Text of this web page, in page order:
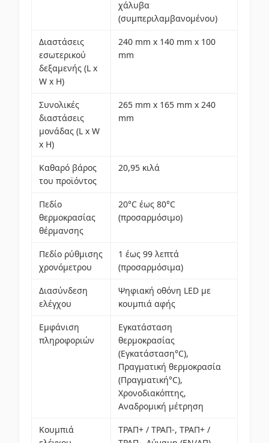
χάλυβα
(συμπεριλαμβανομένου)
Διαστάσεις
εσωτερικού
δεξαμενής (L x
W x H)
240 mm x 140 mm x 100
mm
Συνολικές
διαστάσεις
μονάδας (L x W
x H)
265 mm x 165 mm x 240
mm
Καθαρό βάρος
του προϊόντος
20,95 κιλά
Πεδίο
θερμοκρασίας
θέρμανσης
20°C έως 80°C
(προσαρμόσιμο)
Πεδίο ρύθμισης
χρονόμετρου
1 έως 99 λεπτά
(προσαρμόσιμα)
Διασύνδεση
ελέγχου
Ψηφιακή οθόνη LED με
κουμπιά αφής
Εμφάνιση
πληροφοριών
Εγκατάσταση
θερμοκρασίας
(Εγκατάσταση°C),
Πραγματική θερμοκρασία
(Πραγματική°C),
Χρονοδιακόπτης,
Αναδρομική μέτρηση
Κουμπιά
ΤΡΑΠ+ / ΤΡΑΠ-, ΤΡΑΠ+ /